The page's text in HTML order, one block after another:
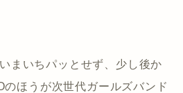
まいちパッとせず、少し後か
ほうが次世代ガールズバンド